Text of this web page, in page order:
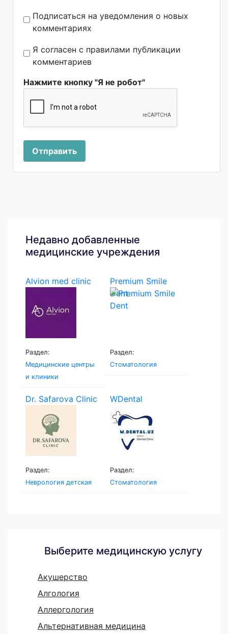
Подписаться на уведомления о новых
комментариях
Я согласен с правилами публикации
комментариев
Нажмите кнопку "Я не робот"
Отправить
Недавно добавленные
медицинские учреждения
Alvion med clinic
Раздел:
Медицинские центры
и клиники
Premium Smile
Dent
Раздел:
Стоматология
Dr. Safarova Clinic
Раздел:
Неврология детская
WDental
Раздел:
Стоматология
Выберите медицинскую услугу
Акушерство
Алгология
Аллергология
Альтернативная медицина